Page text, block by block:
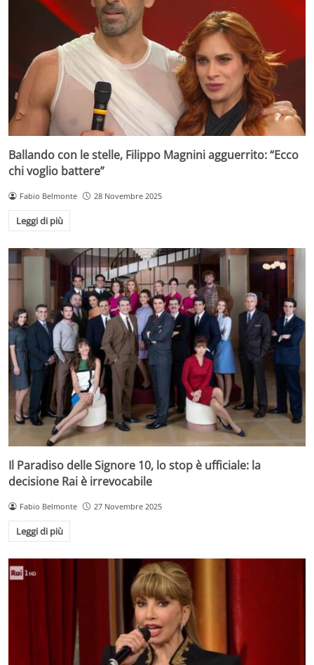
Ballando con le stelle, Filippo Magnini agguerrito: “Ecco
chi voglio battere”
Fabio Belmonte 28 Novembre 2025
Leggi di più
Il Paradiso delle Signore 10, lo stop è ufficiale: la
decisione Rai è irrevocabile
Fabio Belmonte 27 Novembre 2025
Leggi di più